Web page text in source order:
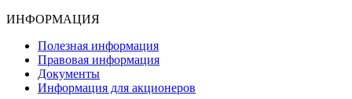
ИНФОРМАЦИЯ
Полезная информация
Правовая информация
Документы
Информация для акционеров